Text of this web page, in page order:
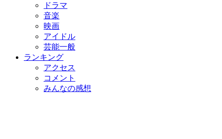
ドラマ
音楽
映画
アイドル
芸能一般
ランキング
アクセス
コメント
みんなの感想